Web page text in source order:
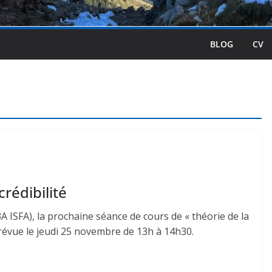
BLOG CV
la prochaine séance de cours de « théorie de la
le jeudi 25 novembre de 13h à 14h30.